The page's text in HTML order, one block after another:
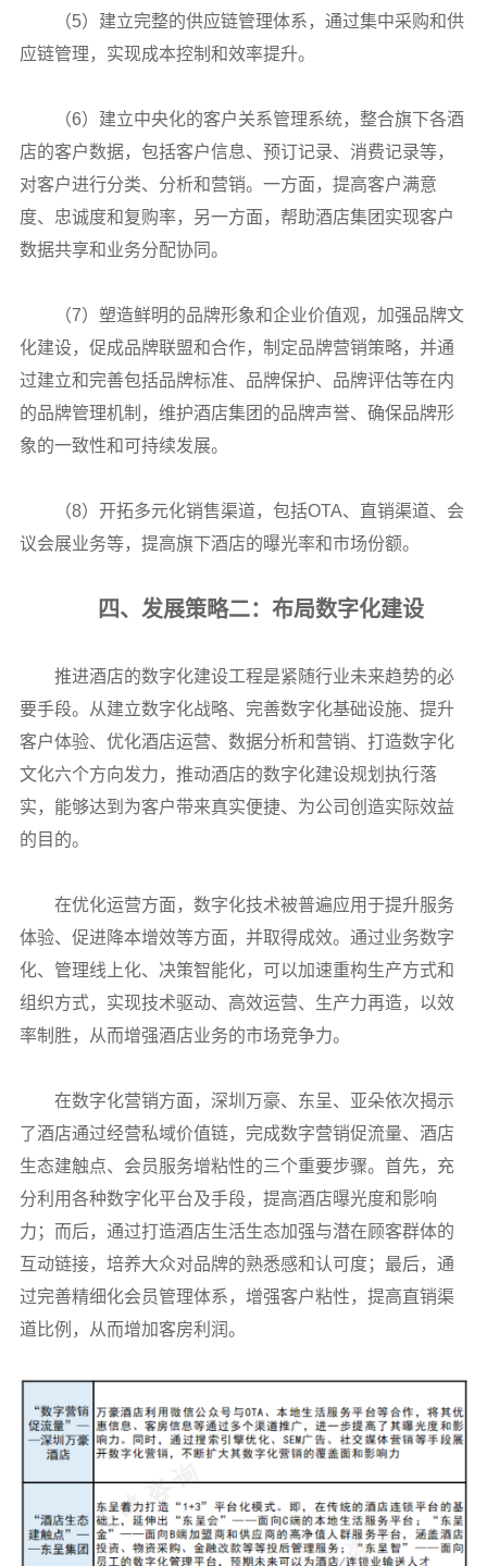
（5）建立完整的供应链管理体系，通过集中采购和供
应链管理，实现成本控制和效率提升。
（6）建立中央化的客户关系管理系统，整合旗下各酒
店的客户数据，包括客户信息、预订记录、消费记录等，
对客户进行分类、分析和营销。一方面，提高客户满意
度、忠诚度和复购率，另一方面，帮助酒店集团实现客户
数据共享和业务分配协同。
（7）塑造鲜明的品牌形象和企业价值观，加强品牌文
化建设，促成品牌联盟和合作，制定品牌营销策略，并通
过建立和完善包括品牌标准、品牌保护、品牌评估等在内
的品牌管理机制，维护酒店集团的品牌声誉、确保品牌形
象的一致性和可持续发展。
（8）开拓多元化销售渠道，包括OTA、直销渠道、会
议会展业务等，提高旗下酒店的曝光率和市场份额。
四、发展策略二：布局数字化建设
推进酒店的数字化建设工程是紧随行业未来趋势的必
要手段。从建立数字化战略、完善数字化基础设施、提升
客户体验、优化酒店运营、数据分析和营销、打造数字化
文化六个方向发力，推动酒店的数字化建设规划执行落
实，能够达到为客户带来真实便捷、为公司创造实际效益
的目的。
在优化运营方面，数字化技术被普遍应用于提升服务
体验、促进降本增效等方面，并取得成效。通过业务数字
化、管理线上化、决策智能化，可以加速重构生产方式和
组织方式，实现技术驱动、高效运营、生产力再造，以效
率制胜，从而增强酒店业务的市场竞争力。
在数字化营销方面，深圳万豪、东呈、亚朵依次揭示
了酒店通过经营私域价值链，完成数字营销促流量、酒店
生态建触点、会员服务增粘性的三个重要步骤。首先，充
分利用各种数字化平台及手段，提高酒店曝光度和影响
力；而后，通过打造酒店生活生态加强与潜在顾客群体的
互动链接，培养大众对品牌的熟悉感和认可度；最后，通
过完善精细化会员管理体系，增强客户粘性，提高直销渠
道比例，从而增加客房利润。